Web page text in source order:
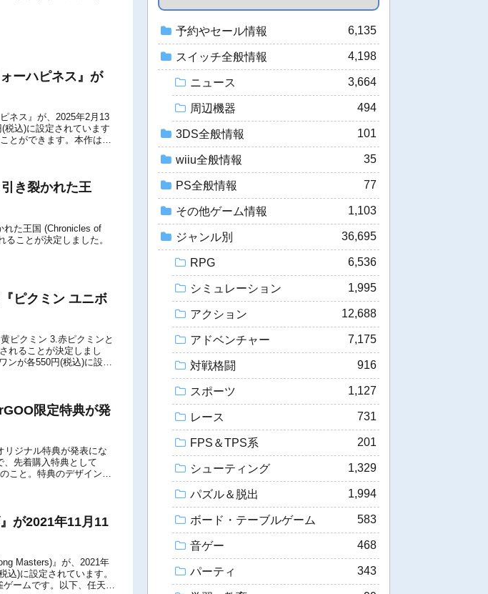
ーハピネス』が
ネス』が、2025年2月13
税込)に設定されています
とができます。本作は、
き裂かれた王
れた王国 (Chronicles of
ことが決定しました。
ピクミン ユニボ
ピクミン 3.赤ピクミンと
れることが決定しまし
ンが各550円(税込)に設定
限定特典が発
リジナル特典が発表にな
、先着購入特典として
こと。特典のデザインは
が2021年11月11
Masters)』が、2021年
込)に設定されています。
ームです。以下、任天堂
予約やセール情報 6,135
スイッチ全般情報 4,198
ニュース 3,664
周辺機器 494
3DS全般情報 101
wiiu全般情報 35
PS全般情報 77
その他ゲーム情報 1,103
ジャンル別 36,695
RPG 6,536
シミュレーション 1,995
アクション 12,688
アドベンチャー 7,175
対戦格闘 916
スポーツ 1,127
レース 731
FPS＆TPS系 201
シューティング 1,329
パズル＆脱出 1,994
ボード・テーブルゲーム 583
音ゲー 468
パーティ 343